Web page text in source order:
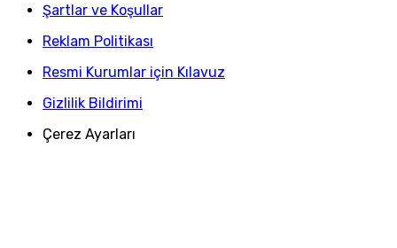
Şartlar ve Koşullar
Reklam Politikası
Resmi Kurumlar için Kılavuz
Gizlilik Bildirimi
Çerez Ayarları